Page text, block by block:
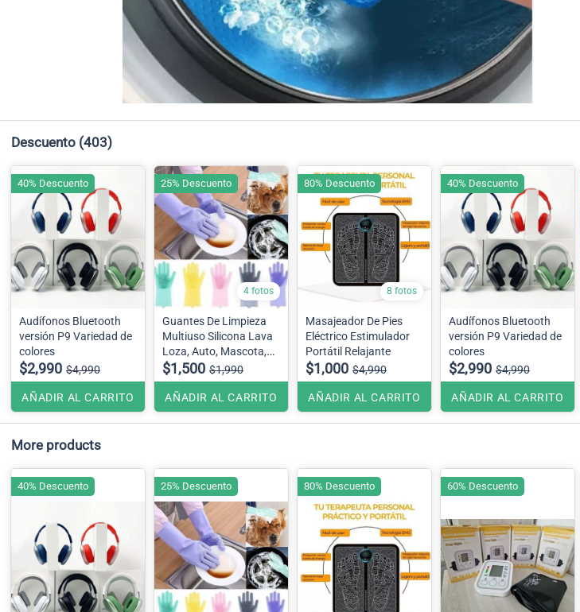
Descuento (403)
Audífonos Bluetooth
versión P9 Variedad de
colores
$2,990 $4,990
AÑADIR AL CARRITO
40% Descuento
4 fotos
Guantes De Limpieza
Multiuso Silicona Lava
Loza, Auto, Mascota,
etc. Se envía color
surtido dependiendo del
stock en bodega
$1,500 $1,990
AÑADIR AL CARRITO
25% Descuento
8 fotos
Masajeador De Pies
Eléctrico Estimulador
Portátil Relajante
$1,000 $4,990
AÑADIR AL CARRITO
80% Descuento
Audífonos Bluetooth
versión P9 Variedad de
colores
$2,990 $4,990
AÑADIR AL CARRITO
40% Descuento
More products
40% Descuento 25% Descuento 80% Descuento 60% Descuento